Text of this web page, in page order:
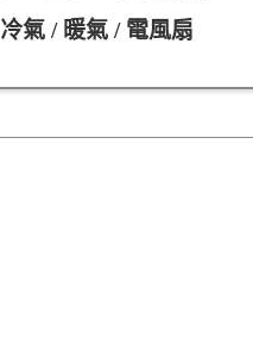
冷氣 / 暖氣 / 電風扇